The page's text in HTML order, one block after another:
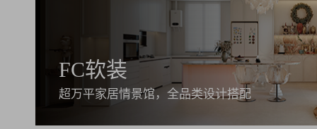
FC软装
超万平家居情景馆，全品类设计搭配